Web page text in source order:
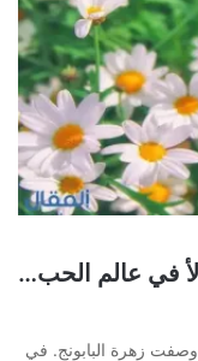
في عالم الحب…
وصفت زهرة البابونج. في